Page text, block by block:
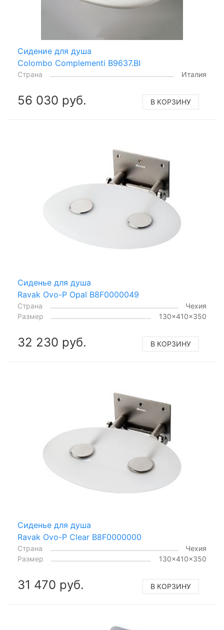
Сидение для душа
Colombo Complementi B9637.BI
Страна Италия
56 030 руб. В КОРЗИНУ
Сиденье для душа
Ravak Ovo-P Opal B8F0000049
Страна
Чехия
Размер
130x410x350
32 230 руб. В КОРЗИНУ
Сиденье для душа
Ravak Ovo-P Clear B8F0000000
Страна
Чехия
Размер
130x410x350
31 470 руб. В КОРЗИНУ